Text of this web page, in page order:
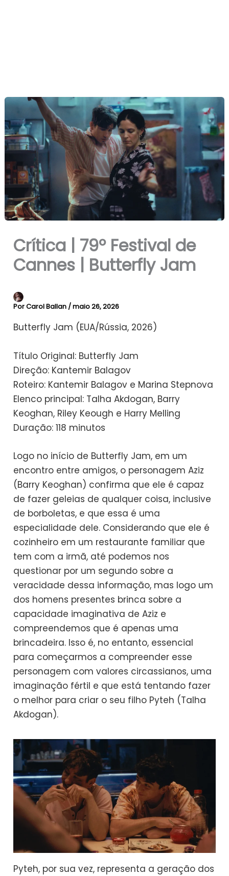
Crítica | 79º Festival de
Cannes | Butterfly Jam
PorCarol Ballan /maio 26, 2026
Butterfly Jam (EUA/Rússia, 2026)
Título Original: Butterfly Jam
Direção: Kantemir Balagov
Roteiro: Kantemir Balagov e Marina Stepnova
Elenco principal: Talha Akdogan, Barry
Keoghan, Riley Keough e Harry Melling
Duração: 118 minutos
Logo no início de Butterfly Jam, em um
encontro entre amigos, o personagem Aziz
(Barry Keoghan) confirma que ele é capaz
de fazer geleias de qualquer coisa, inclusive
de borboletas, e que essa é uma
especialidade dele. Considerando que ele é
cozinheiro em um restaurante familiar que
tem com a irmã, até podemos nos
questionar por um segundo sobre a
veracidade dessa informação, mas logo um
dos homens presentes brinca sobre a
capacidade imaginativa de Aziz e
compreendemos que é apenas uma
brincadeira. Isso é, no entanto, essencial
para começarmos a compreender esse
personagem com valores circassianos, uma
imaginação fértil e que está tentando fazer
o melhor para criar o seu filho Pyteh (Talha
Akdogan).
Pyteh, por sua vez, representa a geração dos